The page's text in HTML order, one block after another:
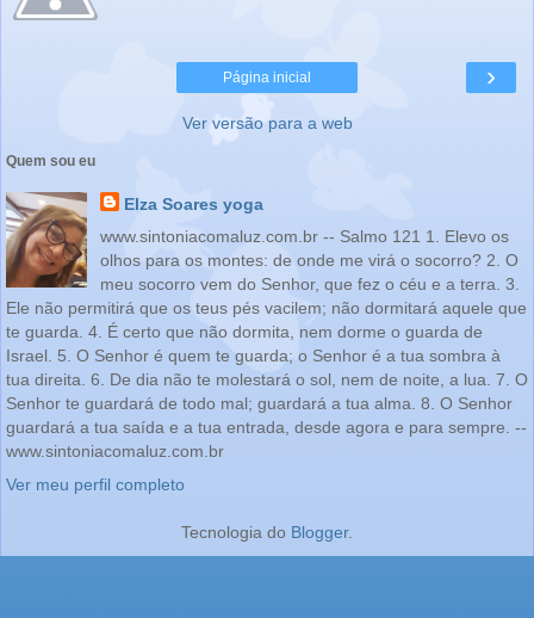
›
Página inicial
Ver versão para a web
Quem sou eu
Elza Soares yoga
www.sintoniacomaluz.com.br -- Salmo 121 1. Elevo os
olhos para os montes: de onde me virá o socorro? 2. O
meu socorro vem do Senhor, que fez o céu e a terra. 3.
Ele não permitirá que os teus pés vacilem; não dormitará aquele que
te guarda. 4. É certo que não dormita, nem dorme o guarda de
Israel. 5. O Senhor é quem te guarda; o Senhor é a tua sombra à
tua direita. 6. De dia não te molestará o sol, nem de noite, a lua. 7. O
Senhor te guardará de todo mal; guardará a tua alma. 8. O Senhor
guardará a tua saída e a tua entrada, desde agora e para sempre. --
www.sintoniacomaluz.com.br
Ver meu perfil completo
Tecnologia do Blogger.